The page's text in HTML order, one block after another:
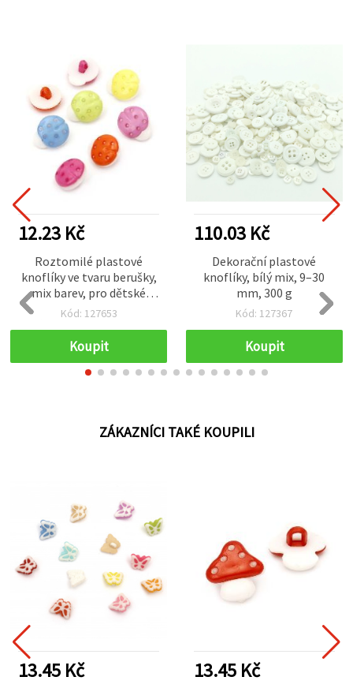
12.23 Kč
Roztomilé plastové
knoflíky ve tvaru berušky,
mix barev, pro dětské
tvoření, 15×13×4 mm,
Kód: 127653
Koupit
110.03 Kč
Dekorační plastové
knoflíky, bílý mix, 9–30
mm, 300 g
Kód: 127367
Koupit
ZÁKAZNÍCI TAKÉ KOUPILI
13.45 Kč 13.45 Kč